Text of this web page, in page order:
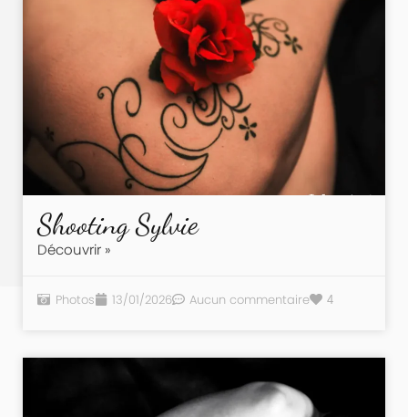
Shooting Sylvie
Découvrir »
Photos 13/01/2026 Aucun commentaire 4